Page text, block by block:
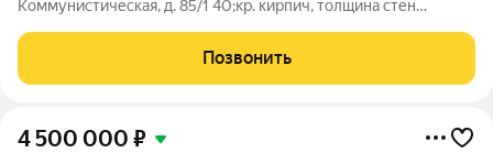
Коммунистическая, д. 85/1 40;кр. кирпич, толщина стен
квартиры, лифт отдельно на 2 этажа. Дом построен по
уникальной технологии, бронированные
Позвонить
4 500 000 ₽